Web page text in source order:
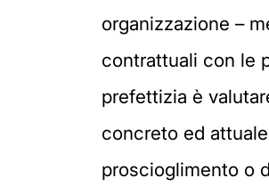
organizzazione –
contrattuali con le
prefettizia è
concreto ed
proscioglimento o